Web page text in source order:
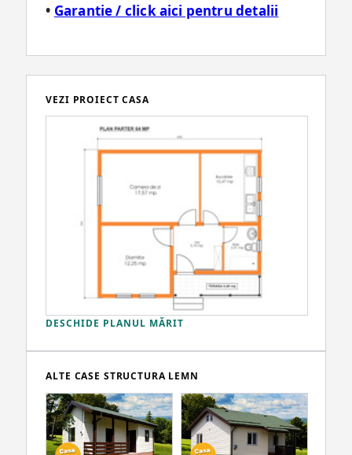
• Garantie / click aici pentru detalii
VEZI PROIECT CASA
DESCHIDE PLANUL MĂRIT
ALTE CASE STRUCTURA LEMN